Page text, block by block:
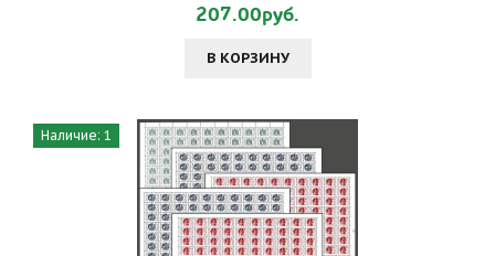
207.00руб.
В КОРЗИНУ
Наличие: 1